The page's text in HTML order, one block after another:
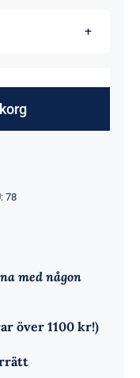
78
med någon
över 1100 kr!)